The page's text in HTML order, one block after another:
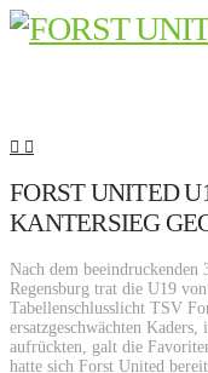
FORST UNITED
KANTERSIEG
Nach dem beeindruckenden
Regensburg trat die U19
Tabellenschlusslicht TSV
ersatzgeschwächten
aufrückten, galt die
hatte sich Forst United